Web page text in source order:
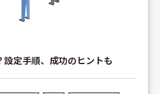
定手順、成功のヒントも